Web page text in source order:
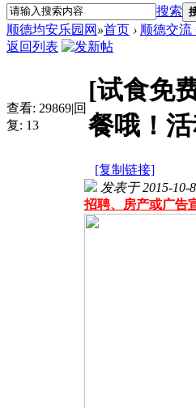
搜索
顺德均安乐园网 »首页 › 顺德交流
返回列表
查看: 29869|回
复: 13
[试食免
餐哦！活
[复制链接]
发表于 2015-10-
招聘、房产或广告